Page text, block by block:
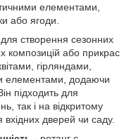
елементами,
або ягоди.
створення сезонних
композицій або прикрас
гірляндами,
елементами, додаючи
підходить для
так і на відкритому
дверей чи саду.